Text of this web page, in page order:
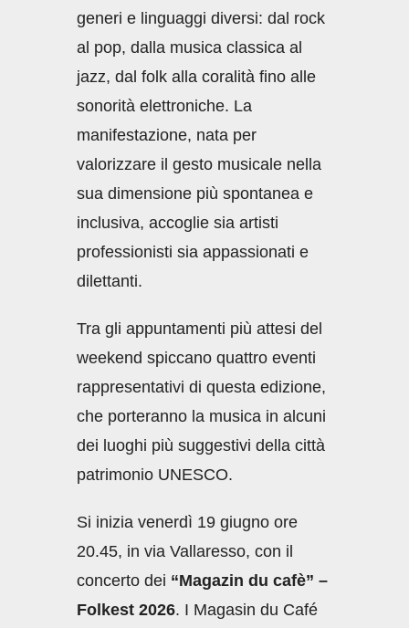
generi e linguaggi diversi: dal rock
al pop, dalla musica classica al
jazz, dal folk alla coralità fino alle
sonorità elettroniche. La
manifestazione, nata per
valorizzare il gesto musicale nella
sua dimensione più spontanea e
inclusiva, accoglie sia artisti
professionisti sia appassionati e
dilettanti.
Tra gli appuntamenti più attesi del
weekend spiccano quattro eventi
rappresentativi di questa edizione,
che porteranno la musica in alcuni
dei luoghi più suggestivi della città
patrimonio UNESCO.
Si inizia venerdì 19 giugno ore
20.45, in via Vallaresso, con il
concerto dei “Magazin du cafè” –
Folkest 2026. I Magasin du Café